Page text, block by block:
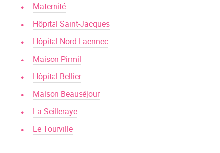
Maternité
Hôpital Saint-Jacques
Hôpital Nord Laennec
Maison Pirmil
Hôpital Bellier
Maison Beauséjour
La Seilleraye
Le Tourville